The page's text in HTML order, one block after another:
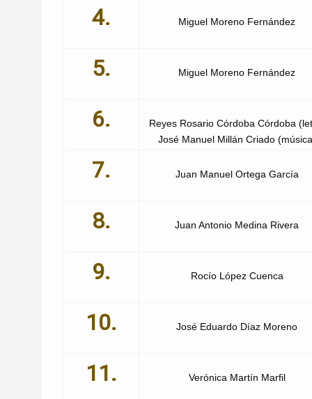
4. Miguel Moreno Fernández
5. Miguel Moreno Fernández
6.
Reyes Rosario Córdoba Córdoba
José Manuel Millán Criado
7. Juan Manuel Ortega García
8. Juan Antonio Medina Rivera
9. Rocío López Cuenca
10. José Eduardo Díaz Moreno
11. Verónica Martín Marfil